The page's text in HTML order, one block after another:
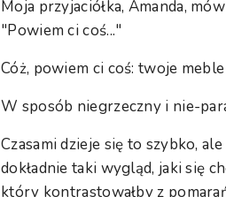
Moja przyjaciółka, Amanda,
"Powiem ci coś..."
Cóż, powiem ci coś: twoje
W sposób niegrzeczny i nie-
Czasami dzieje się to szybko,
dokładnie taki wygląd, jaki się
który kontrastowałby z